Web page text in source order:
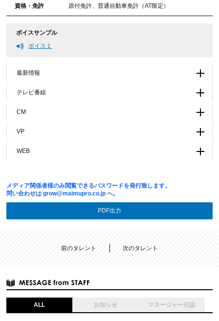
資格・免許 原付免許、普通自動車免許（AT限定）
ボイスサンプル
ボイス１
最新情報
テレビ番組
CM
VP
WEB
メディア関係者様のみ閲覧できるパスワードを発行致します。
問い合わせはgrow@maimupro.co.jp へ。
PDF出力
前のタレント 次のタレント
ALL お知らせ マネージャー日誌